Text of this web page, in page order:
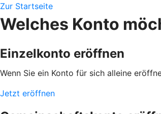
Zur Startseite
Welches Konto
Einzelkonto eröffnen
Wenn Sie ein Konto für sich alleine
Jetzt eröffnen